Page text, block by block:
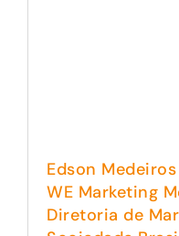
Edson
WE Marketing
Diretoria de